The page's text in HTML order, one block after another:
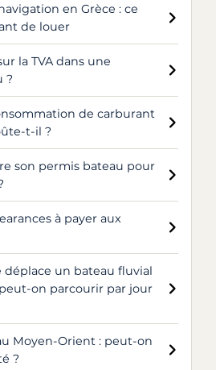
en Grèce : ce
de louer
la TVA dans une
?
de carburant
t-il ?
son permis bateau pour
à payer aux
déplace un bateau fluvial
on parcourir par jour
Moyen-Orient : peut-on
?